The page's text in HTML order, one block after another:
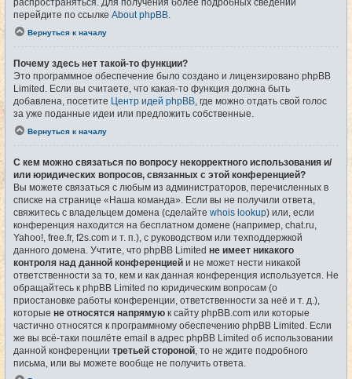
перейдите по ссылке About phpBB
Вернуться к началу
Почему здесь нет такой-то функции?
Это программное обеспечение было создано и лицензировано phpBB
Limited. Если вы считаете, что какая-то функция должна быть
добавлена, посетите Центр идей phpBB , где можно отдать свой голос
за уже поданные идеи или предложить собственные.
Вернуться к началу
С кем можно связаться по вопросу некорректного использования и/
или юридических вопросов, связанных с этой конференцией?
Вы можете связаться с любым из администраторов, перечисленных в
списке на странице «Наша команда». Если вы не получили ответа,
свяжитесь с владельцем домена (сделайте whois lookup) или, если
конференция находится на бесплатном домене (например, chat.ru,
Yahoo!, free.fr, f2s.com и т. п.), с руководством или техподдержкой
данного домена. Учтите, что phpBB Limited не имеет никакого
контроля над данной конференцией и не может нести никакой
ответственности за то, кем и как данная конференция используется. Не
обращайтесь к phpBB Limited по юридическим вопросам (о
приостановке работы конференции, ответственности за неё и т. д.),
которые не относятся напрямую к сайту phpBB.com или которые
частично относятся к программному обеспечению phpBB Limited. Если
же вы всё-таки пошлёте email в адрес phpBB Limited об использовании
данной конференции третьей стороной , то не ждите подробного
письма, или вы можете вообще не получить ответа.